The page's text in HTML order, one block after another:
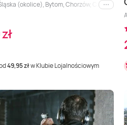
(okolice), Bytom, Chorzów,
i inne
49,95 złw Klubie Lojalnościowym